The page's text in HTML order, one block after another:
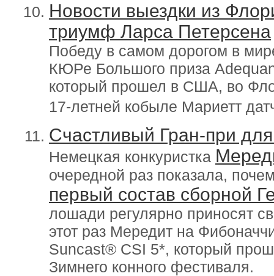
Новости выездки из
триумф Ларса Петерсена
Победу в самом дорогом в
КЮРе Большого приза
который прошел в США, во
17-летней кобыле Мариетт
Счастливый Гран-при
Немецкая конкуристка
очередной раз показала,
первый состав сборной
лошади регулярно приносят
этот раз Мередит на
Suncast® CSI 5*, который
Зимнего конного фестиваля.